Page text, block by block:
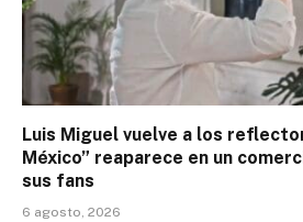
Luis Miguel vuelve a los
México” reaparece en un
sus fans
6 agosto, 2026